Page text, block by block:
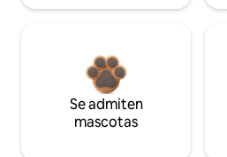
Se admiten
mascotas